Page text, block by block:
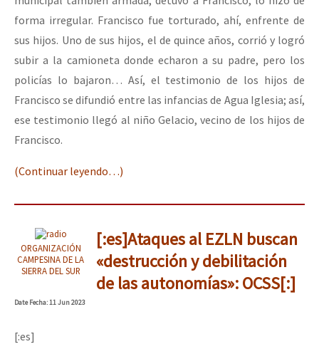
forma irregular. Francisco fue torturado, ahí, enfrente de
sus hijos. Uno de sus hijos, el de quince años, corrió y logró
subir a la camioneta donde echaron a su padre, pero los
policías lo bajaron… Así, el testimonio de los hijos de
Francisco se difundió entre las infancias de Agua Iglesia; así,
ese testimonio llegó al niño Gelacio, vecino de los hijos de
Francisco.
(Continuar leyendo…)
ORGANIZACIÓN
CAMPESINA DE LA
SIERRA DEL SUR
[:es]Ataques al EZLN buscan
«destrucción y debilitación
de las autonomías»: OCSS[:]
DateFecha: 11 Jun 2023
[:es]